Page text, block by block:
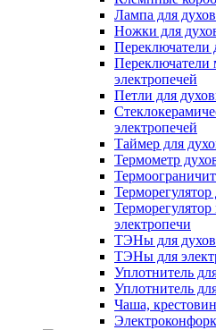
Лампа для
Ножки для
Переключатели
Переключатели
электропечей
Петли для
электропечей
Таймер для
Термометр
электропечи
ТЭНы для
ТЭНы для
Уплотнитель
Уплотнитель
Чаша,